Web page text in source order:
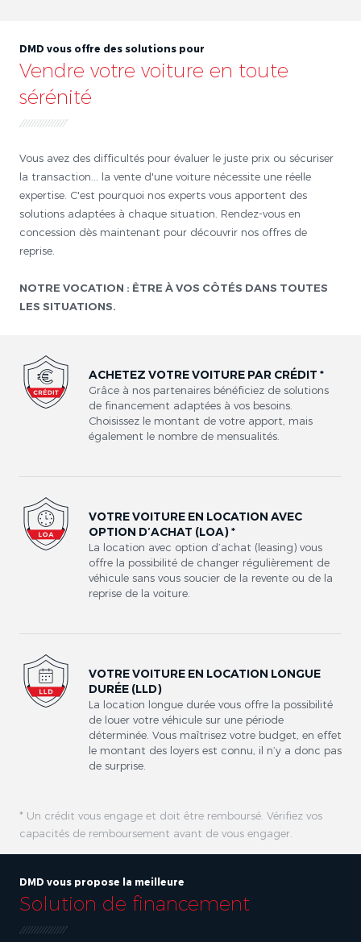
DMD vous offre des solutions pour
Vendre votre voiture en toute
sérénité
Vous avez des difficultés pour évaluer le juste prix ou sécuriser
la transaction... la vente d'une voiture nécessite une réelle
expertise. C'est pourquoi nos experts vous apportent des
solutions adaptées à chaque situation. Rendez-vous en
concession dès maintenant pour découvrir nos offres de
reprise.
NOTRE VOCATION : ÊTRE À VOS CÔTÉS DANS TOUTES
LES SITUATIONS.
DMD vous propose la meilleure
Solution de financement
ACHETEZ VOTRE VOITURE PAR CRÉDIT *
Grâce à nos partenaires bénéficiez de solutions
de financement adaptées à vos besoins.
Choisissez le montant de votre apport, mais
également le nombre de mensualités.
VOTRE VOITURE EN LOCATION AVEC
OPTION D’ACHAT (LOA) *
La location avec option d’achat (leasing) vous
offre la possibilité de changer régulièrement de
véhicule sans vous soucier de la revente ou de la
reprise de la voiture.
VOTRE VOITURE EN LOCATION LONGUE
DURÉE (LLD)
La location longue durée vous offre la possibilité
de louer votre véhicule sur une période
déterminée. Vous maîtrisez votre budget, en effet
le montant des loyers est connu, il n’y a donc pas
de surprise.
* Un crédit vous engage et doit être remboursé. Vérifiez vos
capacités de remboursement avant de vous engager.